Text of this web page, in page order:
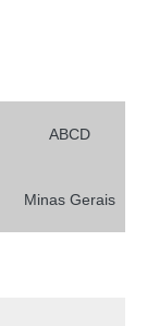
ABCD
Minas Gerais